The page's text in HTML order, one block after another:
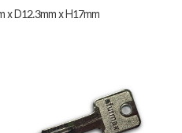
x D12.3mm x H17mm